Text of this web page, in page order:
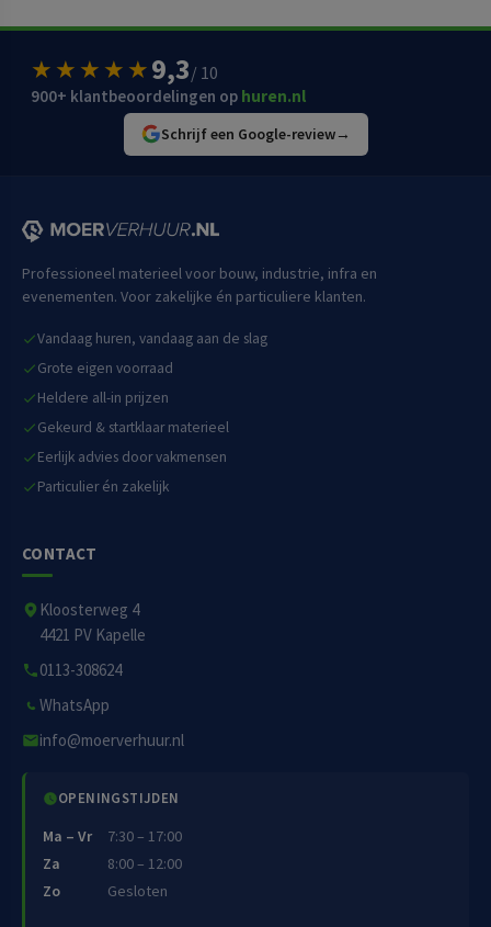
★★★★★9,3/ 10
900+ klantbeoordelingen op huren.nl
Schrijf een Google-review→
Professioneel materieel voor bouw, industrie, infra en
evenementen. Voor zakelijke én particuliere klanten.
Vandaag huren, vandaag aan de slag
Grote eigen voorraad
Heldere all-in prijzen
Gekeurd & startklaar materieel
Eerlijk advies door vakmensen
Particulier én zakelijk
CONTACT
Kloosterweg 4
4421 PV Kapelle
0113-308624
WhatsApp
info@moerverhuur.nl
OPENINGSTIJDEN
Ma – Vr
7:30 – 17:00
Za
8:00 – 12:00
Zo
Gesloten